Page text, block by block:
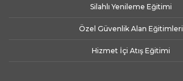
Silahlı Yenileme Eğitimi
Özel Güvenlik Alan Eğitimleri
Hizmet İçi Atış Eğitimi